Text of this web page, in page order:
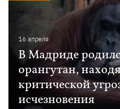
16 апреля
В Мадриде
орангутан,
критической
исчезновения